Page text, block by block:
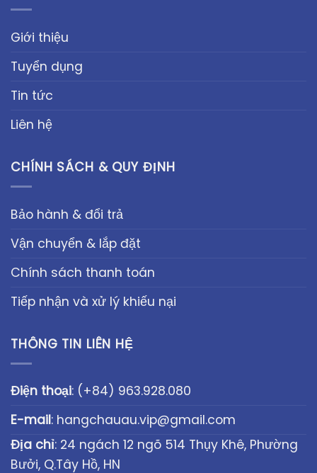
Giới thiệu
Tuyển dụng
Tin tức
Liên hệ
CHÍNH SÁCH & QUY ĐỊNH
Bảo hành & đổi trả
Vận chuyển & lắp đặt
Chính sách thanh toán
Tiếp nhận và xử lý khiếu nại
THÔNG TIN LIÊN HỆ
Điện thoại: (+84) 963.928.080
E-mail: hangchauau.vip@gmail.com
Địa chỉ: 24 ngách 12 ngõ 514 Thụy Khê, Phường
Bưởi, Q.Tây Hồ, HN